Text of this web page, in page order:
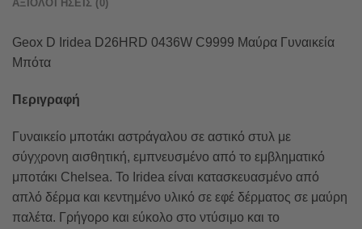
ΑΞΙΟΛΟΓΉΣΕΙΣ (0)
Geox D Iridea D26HRD 0436W C9999 Μαύρα Γυναικεία
Μπότα
Περιγραφή
Γυναικείο μποτάκι αστράγαλου σε αστικό στυλ με
σύγχρονη αισθητική, εμπνευσμένο από το εμβληματικό
μποτάκι Chelsea. Το Iridea είναι κατασκευασμένο από
απλό δέρμα και κεντημένο υλικό σε εφέ δέρματος σε μαύρη
παλέτα. Γρήγορο και εύκολο στο ντύσιμο και το